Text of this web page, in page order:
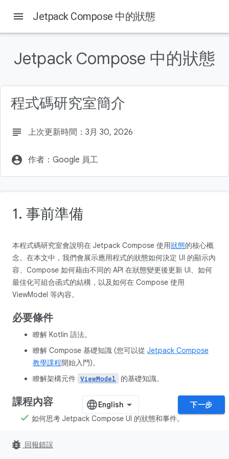
這個頁面中的內容
必要條件
課程內容
軟硬體需求
menu Jetpack Compose 中的狀態
Jetpack Compose 中的狀態
程式碼研究室簡介
subject 上次更新時間：3月 30, 2026
account_circle 作者：Google 員工
1. 事前準備
本程式碼研究室會說明在 Jetpack Compose 使用狀態的核心概
念。在本文中，我們會展示應用程式的狀態如何決定 UI 的顯示內
容、Compose 如何藉由不同的 API 在狀態變更後更新 UI、如何
最佳化可組合函式的結構，以及如何在 Compose 使用
ViewModel 等內容。
必要條件
瞭解 Kotlin 語法。
瞭解 Compose 基礎知識 (您可以從 Jetpack Compose
教學課程開始入門)。
瞭解架構元件 ViewModel 的基礎知識。
課程內容
如何思考 Jetpack Compose UI 的狀態和事件。
認識「狀態提升」。
下一步
bug_report 回報錯誤